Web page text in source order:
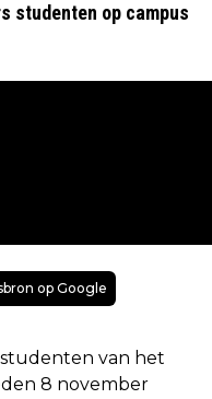
studenten op campus
op Google
studenten van het
8 november